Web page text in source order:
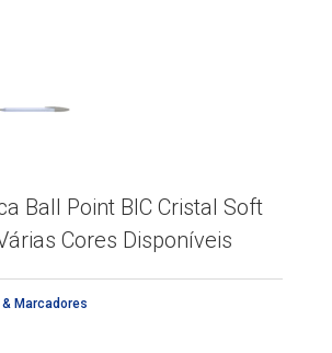
Ball Point BIC Cristal Soft
Cores Disponíveis
Marcadores